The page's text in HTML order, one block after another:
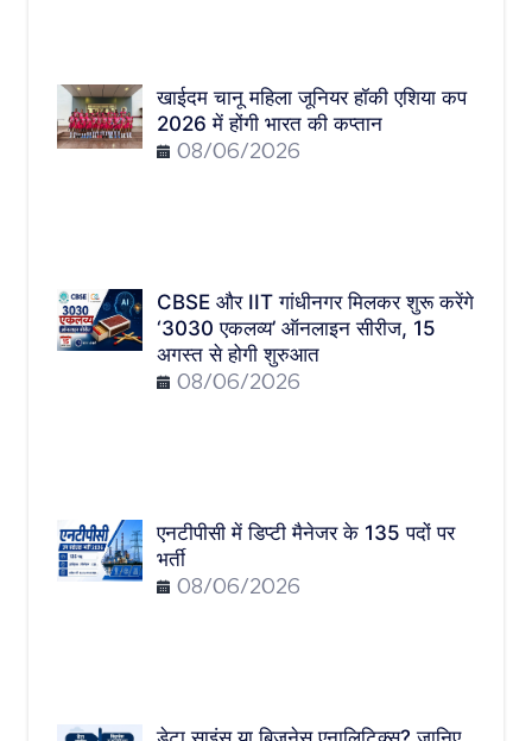
खाईदम चानू महिला जूनियर हॉकी एशिया कप
2026 में होंगी भारत की कप्तान
08/06/2026
CBSE और IIT गांधीनगर मिलकर शुरू करेंगे
‘3030 एकलव्य’ ऑनलाइन सीरीज, 15
अगस्त से होगी शुरुआत
08/06/2026
एनटीपीसी में डिप्टी मैनेजर के 135 पदों पर
भर्ती
08/06/2026